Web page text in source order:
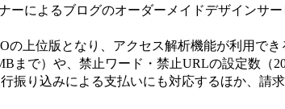
ーによるブログのオーダーメイドデザインサー
の上位版となり、アクセス解析機能が利用でき
まで）や、禁止ワード・禁止URLの設定数（
振り込みによる支払いにも対応するほか、請